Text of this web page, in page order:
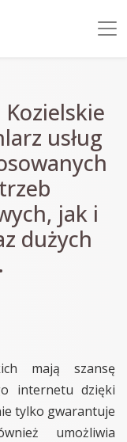
usług
jak i
dużych
mają szansę
internetu dzięki
tylko gwarantuje
umożliwia